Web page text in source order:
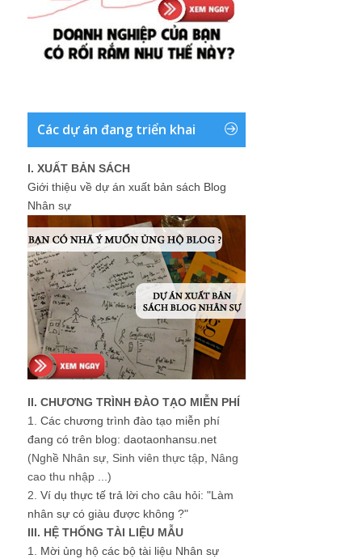
Các dự án đang triển khai
I. XUẤT BẢN SÁCH
Giới thiệu về dự án xuất bản sách Blog
Nhân sự
II. CHƯƠNG TRÌNH ĐÀO TẠO MIỄN PHÍ
1. Các chương trình đào tạo miễn phí
đang có trên blog: daotaonhansu.net
(Nghề Nhân sự, Sinh viên thực tập, Nâng
cao thu nhập ...)
2. Ví dụ thực tế trả lời cho câu hỏi: "Làm
nhân sự có giàu được không ?"
III. HỆ THỐNG TÀI LIỆU MẪU
1. Mời ủng hộ các bộ tài liệu Nhân sự